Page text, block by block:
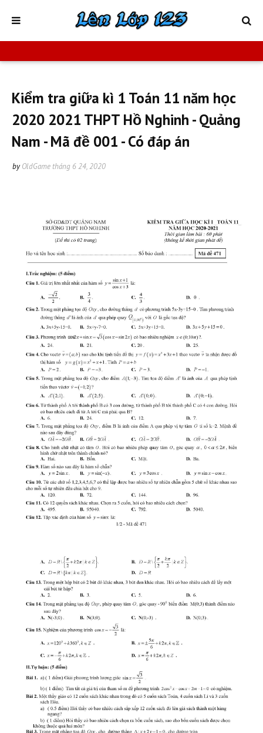
Kiểm tra giữa kì 1 Toán 11 năm học
2020 2021 THPT Hồ Nghinh - Quảng
Nam - Mã đề 001 - Có đáp án
by OldGame tháng 6 24, 2020